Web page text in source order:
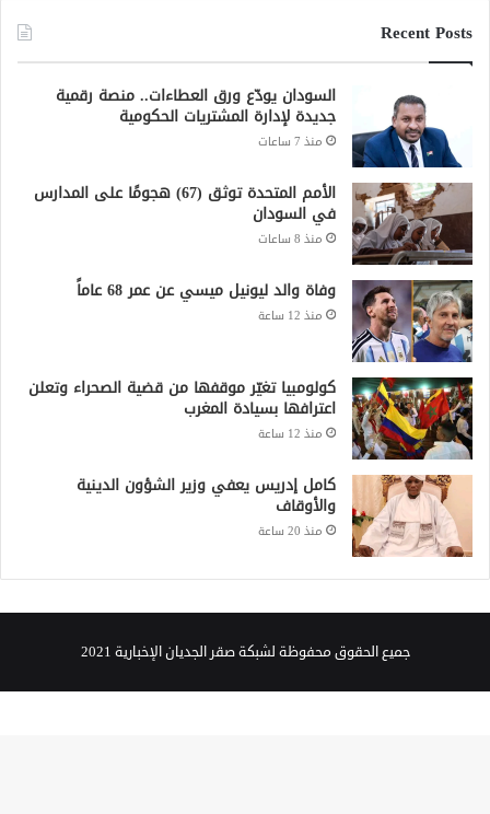
Recent Posts
السودان يودّع ورق العطاءات.. منصة رقمية
جديدة لإدارة المشتريات الحكومية
منذ 7 ساعات
الأمم المتحدة توثق (67) هجومًا على المدارس
في السودان
منذ 8 ساعات
وفاة والد ليونيل ميسي عن عمر 68 عاماً
منذ 12 ساعة
كولومبيا تغيّر موقفها من قضية الصحراء وتعلن
اعترافها بسيادة المغرب
منذ 12 ساعة
كامل إدريس يعفي وزير الشؤون الدينية
والأوقاف
منذ 20 ساعة
جميع الحقوق محفوظة لشبكة صقر الجديان الإخبارية 2021